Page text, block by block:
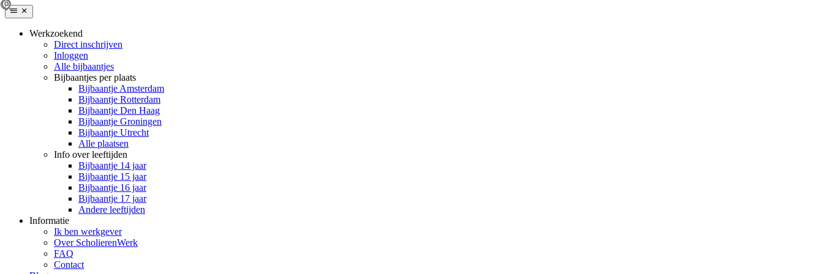
Werkzoekend
Direct inschrijven
Inloggen
Alle bijbaantjes
Bijbaantjes per plaats
Bijbaantje Amsterdam
Bijbaantje Rotterdam
Bijbaantje Den Haag
Bijbaantje Groningen
Bijbaantje Utrecht
Alle plaatsen
Info over leeftijden
Bijbaantje 14 jaar
Bijbaantje 15 jaar
Bijbaantje 16 jaar
Bijbaantje 17 jaar
Andere leeftijden
Informatie
Ik ben werkgever
Over ScholierenWerk
FAQ
Contact